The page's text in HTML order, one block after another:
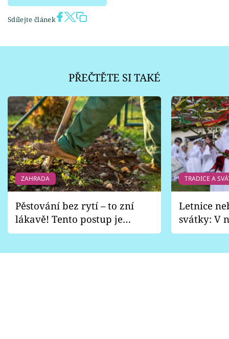
Sdílejte článek
PŘEČTĚTE SI TAKÉ
ZAHRADA
Pěstování bez rytí – to zní
lákavě! Tento postup je
vhodný jen pro některé
TRADICE A
Letnice
svátky: V
pondělí